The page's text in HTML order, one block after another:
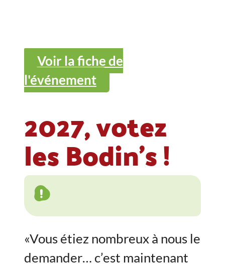
Voir la fiche de
l'événement
2027, votez
les Bodin's !
«Vous étiez nombreux à nous le
demander… c’est maintenant